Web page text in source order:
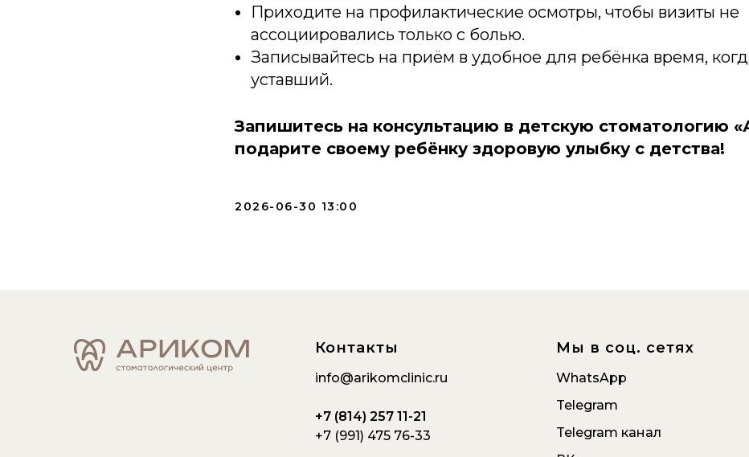
Приходите на профилактические осмотры, чтобы визиты не
ассоциировались только с болью.
Записывайтесь на приём в удобное для ребёнка время,
уставший.
Запишитесь на консультацию в детскую стоматологию
подарите своему ребёнку здоровую улыбку с детства!
2026-06-30 13:00
Контакты
info@arikomclinic.ru
+7 (814) 257 11-21
+7 (991) 475 76-33
Мы в соц. сетях
WhatsApp
Telegram
Telegram канал